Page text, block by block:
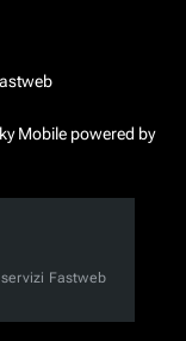
Mobile powered by
Fastweb